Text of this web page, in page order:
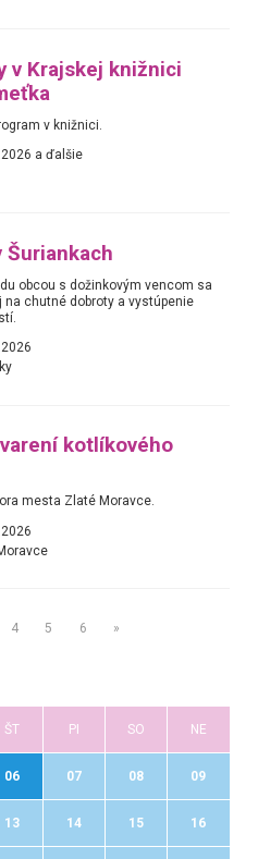
v Krajskej knižnici
v knižnici.
a ďalšie
Šuriankach
obcou s dožinkovým vencom sa
na chutné dobroty a vystúpenie
kotlíkového
mesta Zlaté Moravce.
4 5 6 »
ŠT PI SO NE
06 07 08 09
13 14 15 16